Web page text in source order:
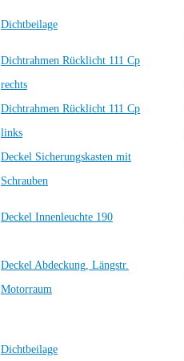
Dichtbeilage
Dichtrahmen Rücklicht 111 Cp
rechts
Dichtrahmen Rücklicht 111 Cp
links
Deckel Sicherungskasten mit
Schrauben
Deckel Innenleuchte 190
Deckel Abdeckung, Längstr.
Motorraum
Dichtbeilage